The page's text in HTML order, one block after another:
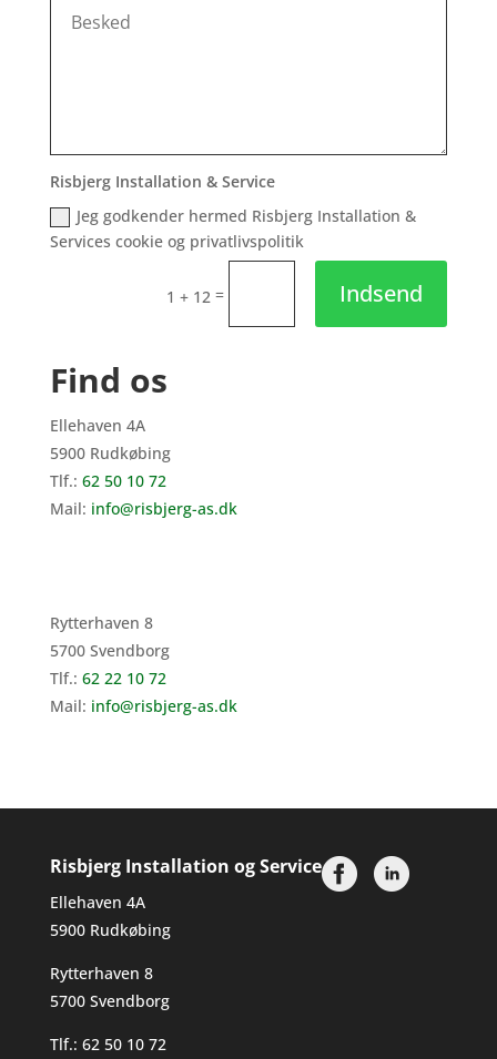
Risbjerg Installation & Service
Jeg godkender hermed Risbjerg Installation &
Services cookie og privatlivspolitik
1 + 12 = Indsend
Find os
Ellehaven 4A
5900 Rudkøbing
Tlf.: 62 50 10 72
Mail: info@risbjerg-as.dk
Rytterhaven 8
5700 Svendborg
Tlf.: 62 22 10 72
Mail: info@risbjerg-as.dk
Risbjerg Installation og Service
Ellehaven 4A
5900 Rudkøbing
Rytterhaven 8
5700 Svendborg
Tlf.: 62 50 10 72